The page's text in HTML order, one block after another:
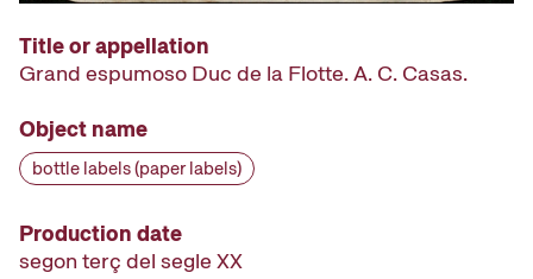
Title or appellation
Grand espumoso Duc de la Flotte. A. C. Casas.
Object name
bottle labels (paper labels)
Production date
segon terç del segle XX